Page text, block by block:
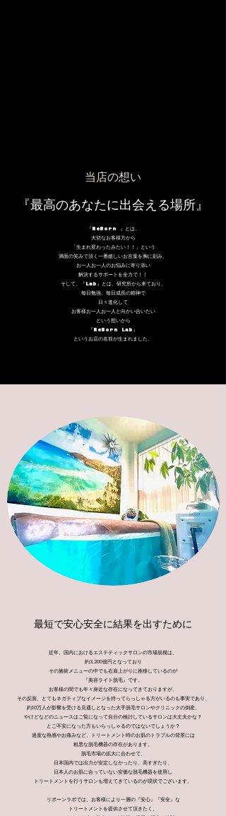
当店の想い
​『最高のあなたに出会える場所』
『ReBorn 』とは、
大切なお客様方から
「生まれ変わったみたい！！」という
満面の笑みで頂く一番嬉しいお言葉を胸に刻み、
お一人お一人のお悩みに寄り添い
解決するサポートを全力で！！
そして、『Lab』とは、研究所から来ており、
毎日勉強、毎日成長の精神で
日々進化して
お客様お一人お一人と向かい合いたい
という想いから
『ReBorn Lab』
というお店の名前が生まれました。
最短で安心安全に結果を出すために
近年、国内におけるエステティックサロンの市場規模は、
約3,200億円となっており
その施術メニューの中でも右肩上がりに推移しているのが
『美容ライト脱毛』です。
お客様の間でも年々身近な存在になってきておりますが、
その反面、とてもネガティブなイメージを持ってらっしゃる方がいるのも事実であり、
約10万人が影響を受ける見通しとなった大手脱毛サロンやクリニックの倒産、
やけどなどのニュースはご覧になって自分の検討しているサロンは大丈夫かな？
とご不安になった方もいらっしゃるのではないでしょうか？
過度な熱感やお痛みなど、トリートメント時のお肌のトラブルの背景には
粗悪な脱毛機器の存在があります。
脱毛市場の拡大に合わせて、
日本国内では出力が安定しなかったり、高すぎたり、
日本人のお肌に合っていない安価な脱毛機器を使用し
トリートメントを行うサロンも増えてきているのが現状でございます。
リボーンラボでは、お客様により一層の『安心』『安全』な
トリートメントを提供させて頂きたく、